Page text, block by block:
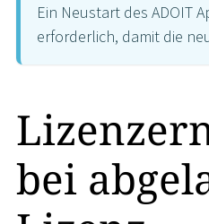
Ein Neustart des ADOIT
erforderlich, damit die
bei